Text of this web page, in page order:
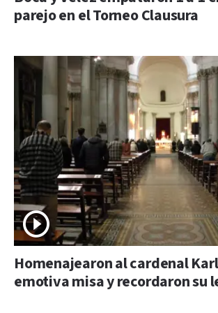
parejo en el Torneo Clausura
Homenajearon al cardenal
emotiva misa y recordaron su